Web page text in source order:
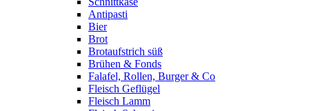
Antipasti
Bier
Brot
Brotaufstrich süß
Brühen & Fonds
Falafel, Rollen, Burger & Co
Fleisch Geflügel
Fleisch Lamm